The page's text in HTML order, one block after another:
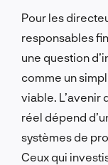
Pour les
responsables
une question
comme un
viable. L’avenir
réel dépend
systèmes de
Ceux qui